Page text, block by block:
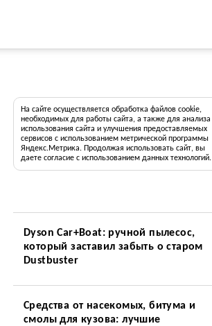
На сайте осуществляется обработка файлов cookie,
необходимых для работы сайта, а также для анализа
использования сайта и улучшения предоставляемых
сервисов с использованием метрической программы
Яндекс.Метрика. Продолжая использовать сайт, вы
даете согласие с использованием данных технологий.
Dyson Car+Boat: ручной пылесос,
который заставил забыть о старом
Dustbuster
Средства от насекомых, битума и
смолы для кузова: лучшие